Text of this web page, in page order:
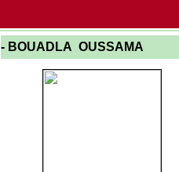
- BOUADLA OUSSAMA